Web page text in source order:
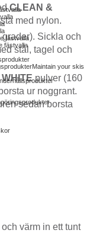
fästvalla
fästvalla
Maintain your skis
CLEAN &
med nylon.
grader). Sickla och
stål, tagel och
pulver (160
ur noggrant.
sedan borsta
värm in ett tunt